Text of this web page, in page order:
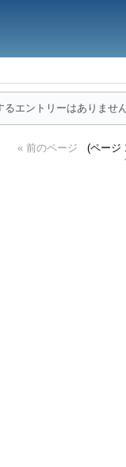
るエントリーはありませ
« 前のページ (ページ